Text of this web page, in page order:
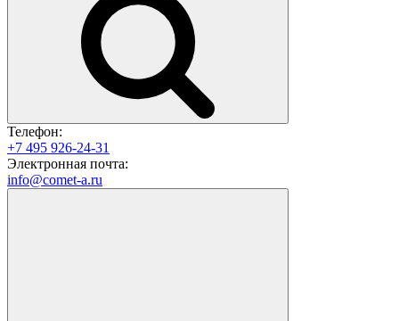
Телефон:
+7 495 926-24-31
Электронная почта:
info@comet-a.ru